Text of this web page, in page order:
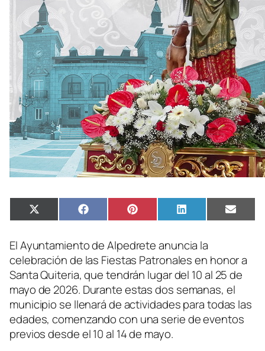
Compartir
en
X
(Twitter)
Compartir
en
FacebookCompartir
en
PinterestCompartir
en
LinkedIn
en
Email
El Ayuntamiento de Alpedrete anuncia la
celebración de las Fiestas Patronales en honor a
Santa Quiteria, que tendrán lugar del 10 al 25 de
mayo de 2026. Durante estas dos semanas, el
municipio se llenará de actividades para todas las
edades, comenzando con una serie de eventos
previos desde el 10 al 14 de mayo.